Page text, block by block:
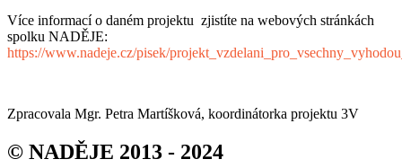
Více informací o daném projektu zjistíte na webových stránkách
spolku NADĚJE:
https://www.nadeje.cz/pisek/
Zpracovala Mgr. Petra Martíšková, koordinátorka projektu 3V
© NADĚJE 2013 - 2024